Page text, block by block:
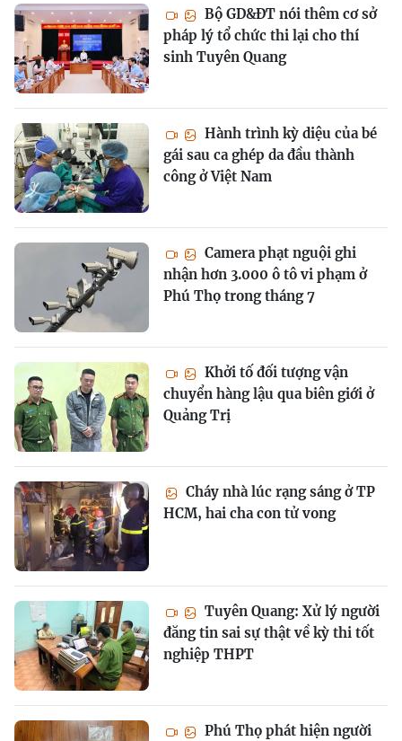
Bộ GD&ĐT nói thêm cơ sở
pháp lý tổ chức thi lại cho thí
sinh Tuyên Quang
Hành trình kỳ diệu của bé
gái sau ca ghép da đầu thành
công ở Việt Nam
Camera phạt nguội ghi
nhận hơn 3.000 ô tô vi phạm ở
Phú Thọ trong tháng 7
Khởi tố đối tượng vận
chuyển hàng lậu qua biên giới ở
Quảng Trị
Cháy nhà lúc rạng sáng ở TP
HCM, hai cha con tử vong
Tuyên Quang: Xử lý người
đăng tin sai sự thật về kỳ thi tốt
nghiệp THPT
Phú Thọ phát hiện người